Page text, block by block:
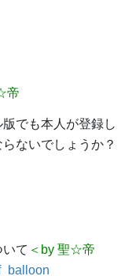
帝
でも本人が登録し
ないでしょうか？
て ＜by 聖☆帝